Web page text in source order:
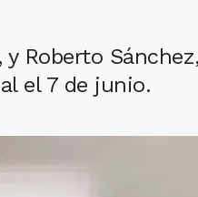
Roberto
el 7 de junio.